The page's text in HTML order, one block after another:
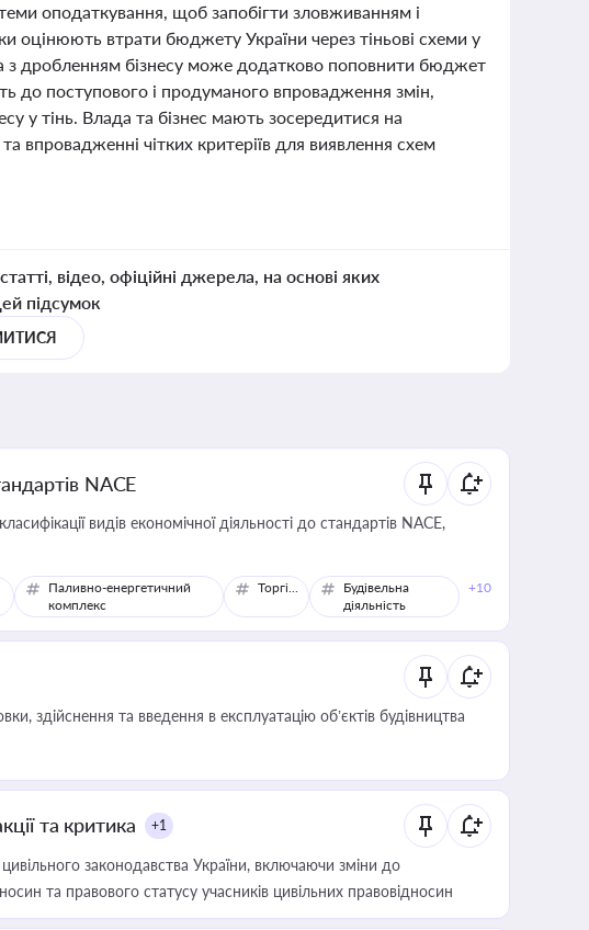
оподаткування, щоб запобігти зловживанням і
оцінюють втрати бюджету України через тіньові схеми у
з дробленням бізнесу може додатково поповнити бюджет
до поступового і продуманого впровадження змін,
у тінь. Влада та бізнес мають зосередитися на
впровадженні чітких критеріїв для виявлення схем
відео, офіційні джерела, на основі яких
підсумок
NACE
видів економічної діяльності до стандартів NACE,
Паливно-енергетичний
комплекс
Торгівля
Будівельна
діяльність
+10
здійснення та введення в експлуатацію об’єктів будівництва
та критика +1
законодавства України, включаючи зміни до
та правового статусу учасників цивільних правовідносин